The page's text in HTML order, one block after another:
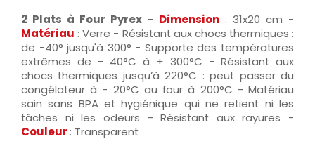
2 Plats à Four Pyrex - Dimension: 31x20 cm -
Matériau : Verre - Résistant aux chocs thermiques :
de -40° jusqu'à 300° - Supporte des températures
extrêmes de - 40°C à + 300°C - Résistant aux
chocs thermiques jusqu’à 220°C : peut passer du
congélateur à - 20°C au four à 200°C - Matériau
sain sans BPA et hygiénique qui ne retient ni les
tâches ni les odeurs - Résistant aux rayures -
Couleur : Transparent